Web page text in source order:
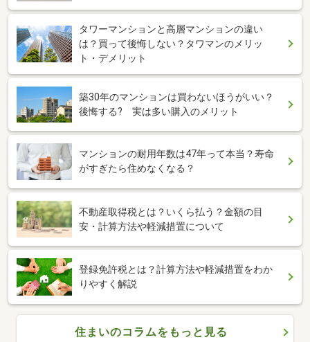
タワーマンションと高層マンションの違い
は？買って後悔しない？タワマンのメリッ
ト・デメリット
築30年のマンションは買わないほうがいい？
後悔する? 実は多い購入のメリット
マンションの耐用年数は47年って本当？寿命
がすぎたら住めなくなる？
不動産取得税とは？いくら払う？金額の目
安・計算方法や軽減措置について
登録免許税とは？計算方法や軽減措置をわか
りやすく解説
住まいのコラムをもっと見る